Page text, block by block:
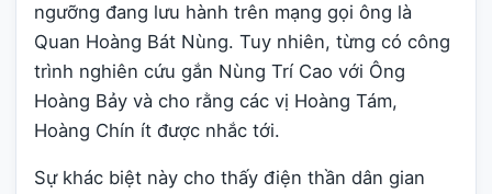
ngưỡng đang lưu hành trên mạng gọi ông là
Quan Hoàng Bát Nùng. Tuy nhiên, từng có công
trình nghiên cứu gắn Nùng Trí Cao với Ông
Hoàng Bảy và cho rằng các vị Hoàng Tám,
Hoàng Chín ít được nhắc tới.
Sự khác biệt này cho thấy điện thần dân gian